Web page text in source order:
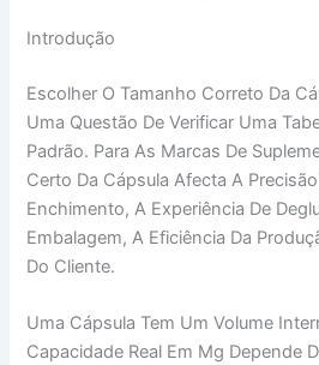
Introdução
Escolher O Tamanho Correto Da
Uma Questão De Verificar Uma
Padrão. Para As Marcas De
Certo Da Cápsula Afecta A
Enchimento, A Experiência De
Embalagem, A Eficiência Da
Do Cliente.
Uma Cápsula Tem Um Volume
Capacidade Real Em Mg Depende